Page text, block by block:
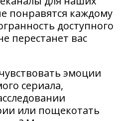
понравятся каждому
доступного
перестанет вас
эмоции
сериала,
или пощекотать